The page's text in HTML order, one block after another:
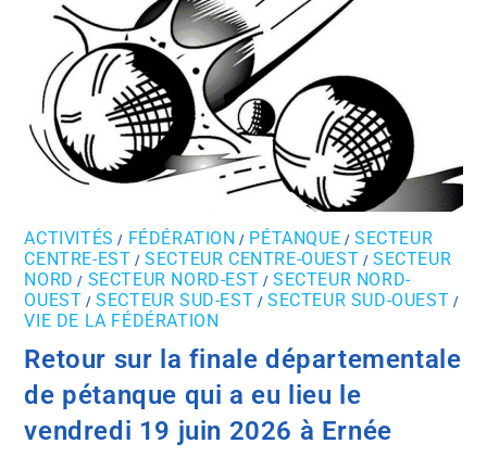
ACTIVITÉS / FÉDÉRATION / PÉTANQUE /SECTEUR
CENTRE-EST /SECTEUR CENTRE-OUEST /SECTEUR
NORD / SECTEUR NORD-EST /SECTEUR NORD-
OUEST /SECTEUR SUD-EST /SECTEUR SUD-OUEST /
VIE DE LA FÉDÉRATION
Retour sur la finale départementale
de pétanque qui a eu lieu le
vendredi 19 juin 2026 à Ernée